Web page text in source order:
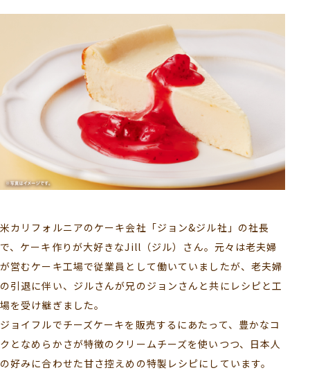
米カリフォルニアのケーキ会社「ジョン&ジル社」の社長
で、ケーキ作りが大好きなJill（ジル）さん。元々は老夫婦
が営むケーキ工場で従業員として働いていましたが、老夫婦
の引退に伴い、ジルさんが兄のジョンさんと共にレシピと工
場を受け継ぎました。
ジョイフルでチーズケーキを販売するにあたって、豊かなコ
クとなめらかさが特徴のクリームチーズを使いつつ、日本人
の好みに合わせた甘さ控えめの特製レシピにしています。